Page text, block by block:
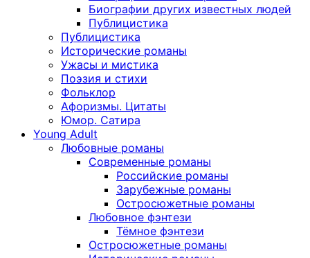
Биографии других известных людей
Публицистика
Публицистика
Исторические романы
Ужасы и мистика
Поэзия и стихи
Фольклор
Афоризмы. Цитаты
Юмор. Сатира
Young Adult
Любовные романы
Современные романы
Российские романы
Зарубежные романы
Остросюжетные романы
Любовное фэнтези
Тёмное фэнтези
Остросюжетные романы